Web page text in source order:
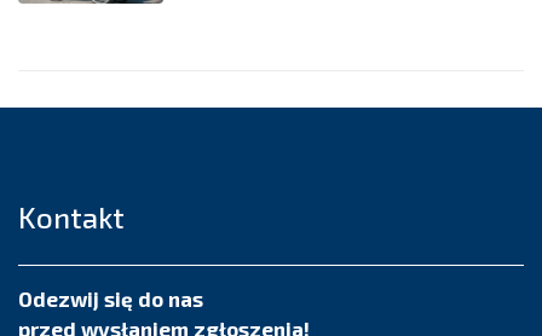
Kontakt
Odezwij się do nas
przed wysłaniem zgłoszenia!